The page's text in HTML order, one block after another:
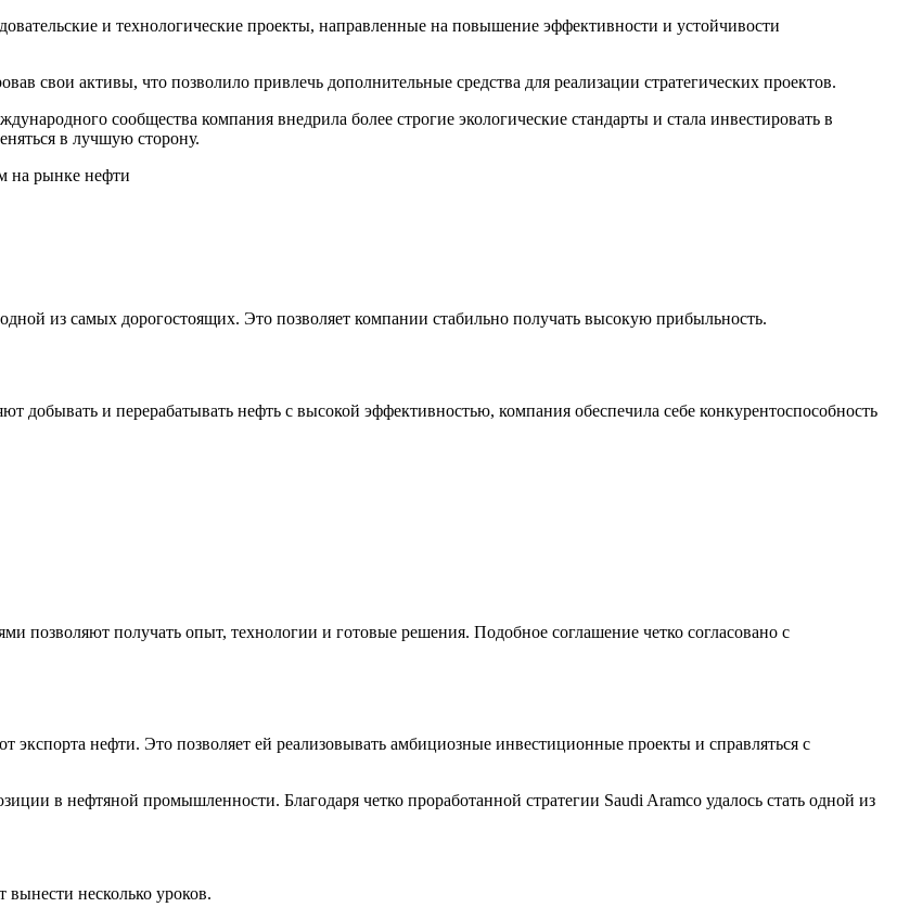
и технологические проекты, направленные на повышение эффективности и устойчивости
свои активы, что позволило привлечь дополнительные средства для реализации стратегических проектов.
сообщества компания внедрила более строгие экологические стандарты и стала инвестировать в
в лучшую сторону.
из самых дорогостоящих. Это позволяет компании стабильно получать высокую прибыльность.
добывать и перерабатывать нефть с высокой эффективностью, компания обеспечила себе конкурентоспособность
позволяют получать опыт, технологии и готовые решения. Подобное соглашение четко согласовано с
нефти. Это позволяет ей реализовывать амбициозные инвестиционные проекты и справляться с
в нефтяной промышленности. Благодаря четко проработанной стратегии Saudi Aramco удалось стать одной из
несколько уроков.